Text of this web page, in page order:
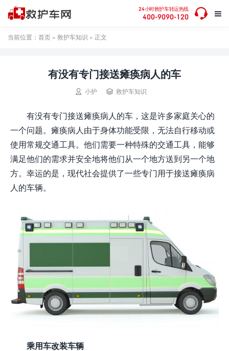

24小时救护车转运热线
400-9090-120 
当前位置： 首页 » 救护车知识 » 正文
有没有专门接送瘫痪病人的车
 小护  救护车知识
有没有专门接送瘫痪病人的车，这是许多家庭关心的
一个问题。瘫痪病人由于身体功能受限，无法自行移动或
使用常规交通工具。他们需要一种特殊的交通工具，能够
满足他们的需求并安全地将他们从一个地方送到另一个地
方。幸运的是，现代社会提供了一些专门用于接送瘫痪病
人的车辆。
乘用车改装车辆